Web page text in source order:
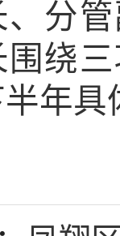
分
围绕
年具